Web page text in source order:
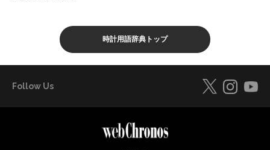
時計用語辞典トップ
Follow Us